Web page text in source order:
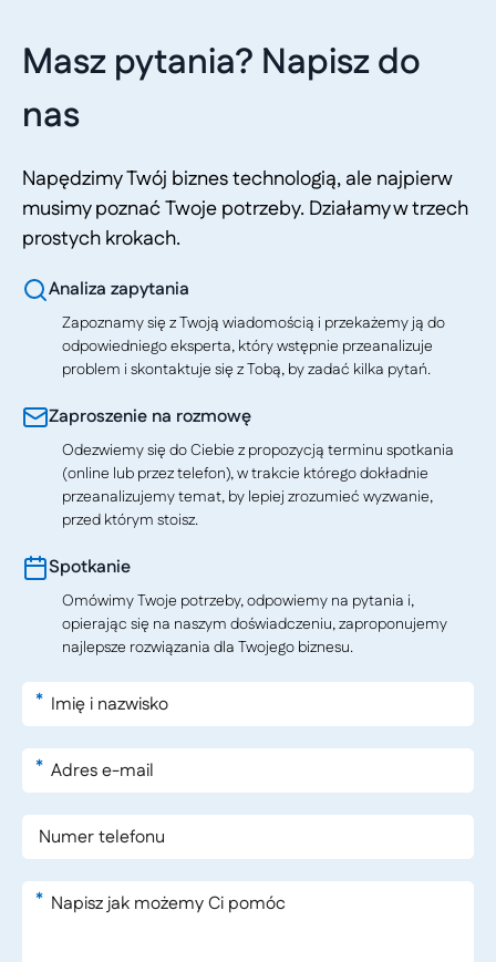
Masz pytania? Napisz do
nas
Napędzimy Twój biznes technologią, ale najpierw
musimy poznać Twoje potrzeby. Działamy w trzech
prostych krokach.
Analiza zapytania
Zapoznamy się z Twoją wiadomością i przekażemy ją do
odpowiedniego eksperta, który wstępnie przeanalizuje
problem i skontaktuje się z Tobą, by zadać kilka pytań.
Zaproszenie na rozmowę
Odezwiemy się do Ciebie z propozycją terminu spotkania
(online lub przez telefon), w trakcie którego dokładnie
przeanalizujemy temat, by lepiej zrozumieć wyzwanie,
przed którym stoisz.
Spotkanie
Omówimy Twoje potrzeby, odpowiemy na pytania i,
opierając się na naszym doświadczeniu, zaproponujemy
najlepsze rozwiązania dla Twojego biznesu.
*
*
*